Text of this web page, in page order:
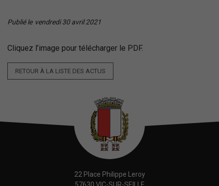
Publié le vendredi 30 avril 2021
Cliquez l’image pour télécharger le PDF.
RETOUR À LA LISTE DES ACTUS
22 Place Philippe Leroy